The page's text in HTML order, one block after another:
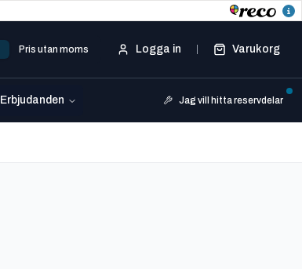
Pris utan moms Logga in Varukorg
Erbjudanden Jag vill hitta reservdelar